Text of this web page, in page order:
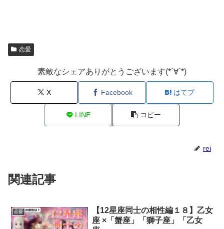
恋愛
素敵なシェアありがとうございます(*´∀`*)
X Facebook はてブ
LINE コピー
rei
関連記事
恋愛
【12星座同士の相性編１８】乙女
座 ×「蟹座」「獅子座」「乙女